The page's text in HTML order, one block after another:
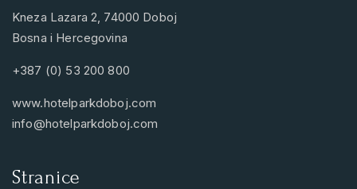
Kneza Lazara 2, 74000 Doboj
Bosna i Hercegovina
+387 (0) 53 200 800
www.hotelparkdoboj.com
info@hotelparkdoboj.com
Stranice